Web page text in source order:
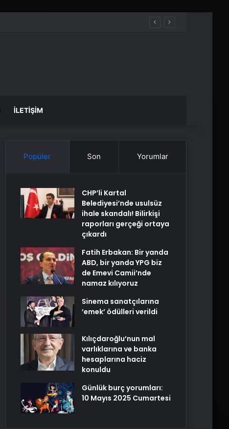
İLETIŞIM
Popüler Son Yorumlar
CHP’li Kartal
Belediyesi’nde usulsüz
ihale skandalı! Bilirkişi
raporları gerçeği ortaya
çıkardı
Fatih Erbakan: Bir yanda
ABD, bir yanda YPG biz
de Emevi Camii’nde
namaz kılıyoruz
Sinema sanatçılarına
’emek’ ödülleri verildi
Kılıçdaroğlu’nun mal
varlıklarına ve banka
hesaplarına haciz
konuldu
Günlük burç yorumları:
10 Mayıs 2025 Cumartesi